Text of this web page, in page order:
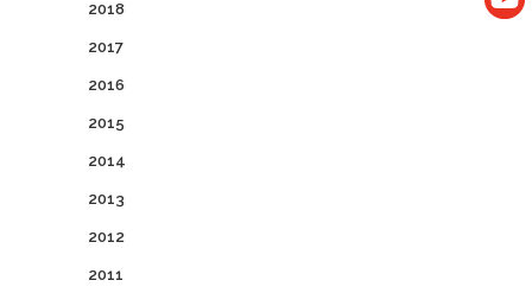
2018
2017
2016
2015
2014
2013
2012
2011